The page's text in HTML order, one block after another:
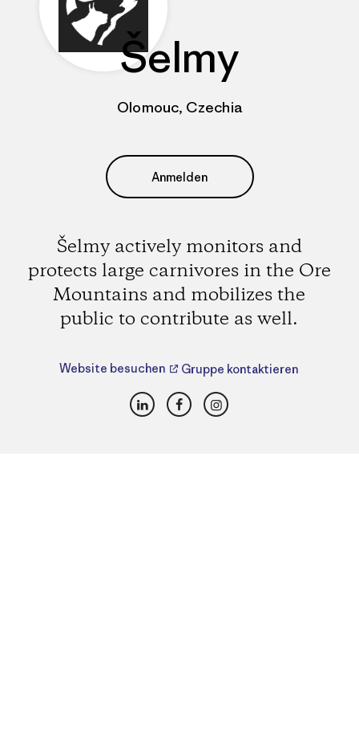
Šelmy
Olomouc, Czechia
Anmelden
Šelmy actively monitors and
protects large carnivores in the Ore
Mountains and mobilizes the
public to contribute as well.
Website besuchen Gruppe kontaktieren
LinkedInFacebookInstagram